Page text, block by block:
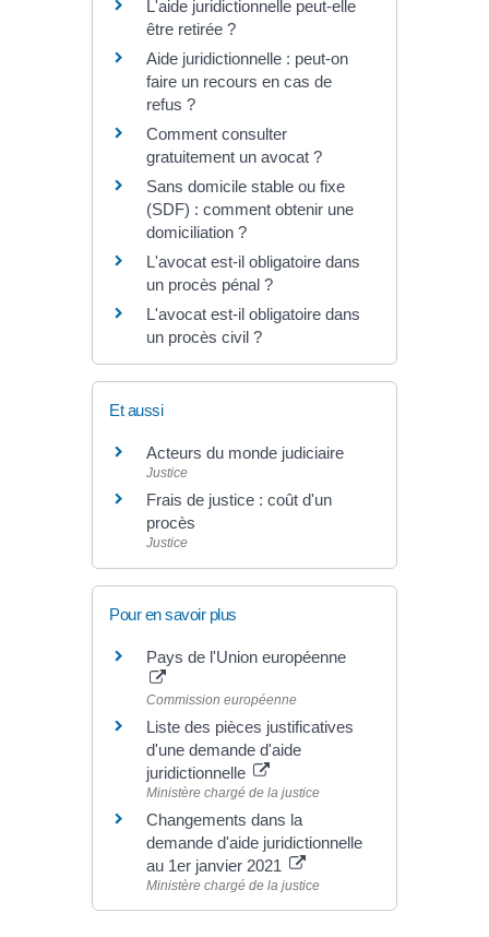
L'aide juridictionnelle peut-elle
être retirée ?
Aide juridictionnelle : peut-on
faire un recours en cas de
refus ?
Comment consulter
gratuitement un avocat ?
Sans domicile stable ou fixe
(SDF) : comment obtenir une
domiciliation ?
L'avocat est-il obligatoire dans
un procès pénal ?
L'avocat est-il obligatoire dans
un procès civil ?
Et aussi
Acteurs du monde judiciaire
Justice
Frais de justice : coût d'un
procès
Justice
Pour en savoir plus
Pays de l'Union européenne
Commission européenne
Liste des pièces justificatives
d'une demande d'aide
juridictionnelle
Ministère chargé de la justice
Changements dans la
demande d'aide juridictionnelle
au 1er janvier 2021
Ministère chargé de la justice